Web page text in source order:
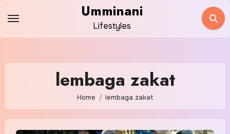
content
Umminani
Lifestyles
lembaga zakat
Home lembaga zakat